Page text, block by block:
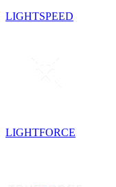
LIGHTSPEED
LIGHTFORCE